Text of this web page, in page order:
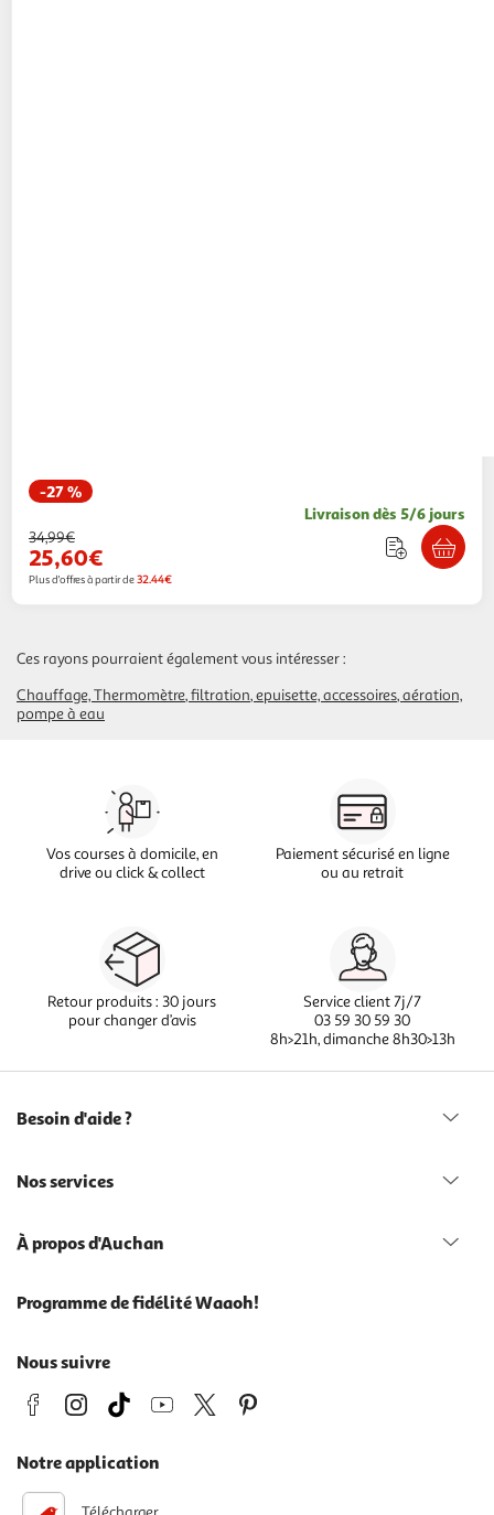
-27 %
Livraison dès 5/6 jours
34,99€
25,60€
Plus d'offres à partir de32.44€
Ces rayons pourraient également vous intéresser :
Chauffage, Thermomètre filtration epuisette, accessoires aération,
pompe à eau
Vos courses à domicile, en
drive ou click & collect
Paiement sécurisé en ligne
ou au retrait
Retour produits : 30 jours
pour changer d’avis
Service client 7j/7
03 59 30 59 30
8h>21h, dimanche 8h30>13h
Besoin d'aide ?
Nos services
À propos d'Auchan
Programme de fidélité Waaoh!
Nous suivre
Notre application